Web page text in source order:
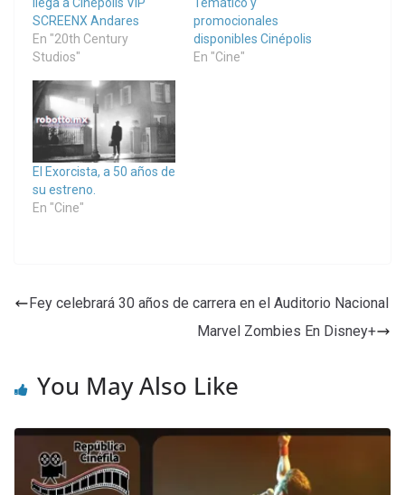
llega a Cinépolis VIP
SCREENX Andares
En "20th Century
Studios"
Temático y
promocionales
disponibles Cinépolis
En "Cine"
El Exorcista, a 50 años de
su estreno.
En "Cine"
Fey celebrará 30 años de carrera en el Auditorio Nacional
Marvel Zombies En Disney+
You May Also Like